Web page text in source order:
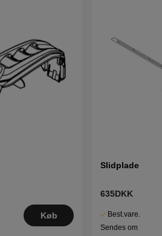
Køb
Slidplade
635DKK
Best.vare.
Sendes om